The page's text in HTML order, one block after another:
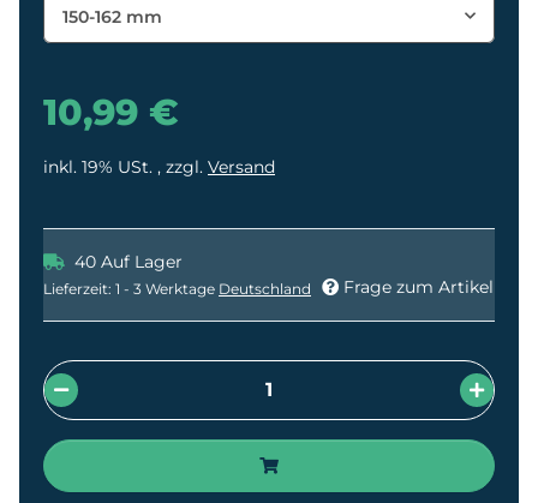
150-162 mm
10,99 €
inkl. 19% USt. , zzgl. Versand
40 Auf Lager
Lieferzeit: 1 - 3 Werktage Deutschland Frage zum Artikel